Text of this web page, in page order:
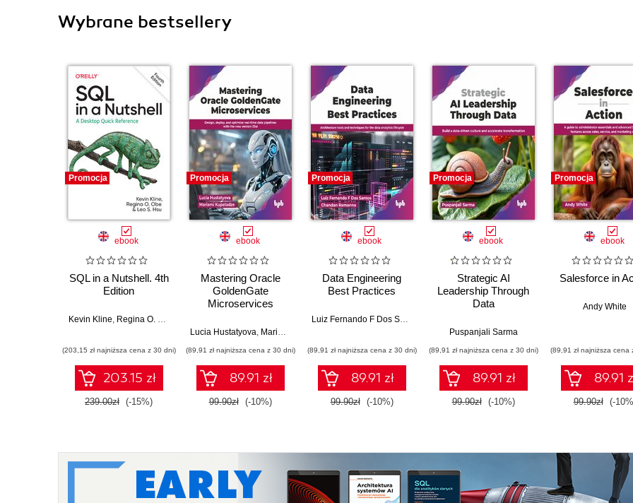
Wybrane bestsellery
Promocja
ebook
SQL in a Nutshell. 4th
Edition
Kevin Kline, Regina O. Obe
(203,15 zł najniższa cena z 30 dni)
203.15 zł
239.00zł (-15%)
Promocja
ebook
Mastering Oracle
GoldenGate
Microservices
Lucia Hustatyova, Mariami Kupatadze
(89,91 zł najniższa cena z 30 dni)
89.91 zł
99.90zł (-10%)
Promocja
ebook
Data Engineering
Best Practices
Luiz Fernando F Dos Santos
(89,91 zł najniższa cena z 30 dni)
89.91 zł
99.90zł (-10%)
Promocja
ebook
Strategic AI
Leadership Through
Data
Puspanjali Sarma
(89,91 zł najniższa cena z 30 dni)
89.91 zł
99.90zł (-10%)
Promocja
ebook
Salesforce in
Andy White
(89,91 zł najniższa cena
89.91
99.90zł (-